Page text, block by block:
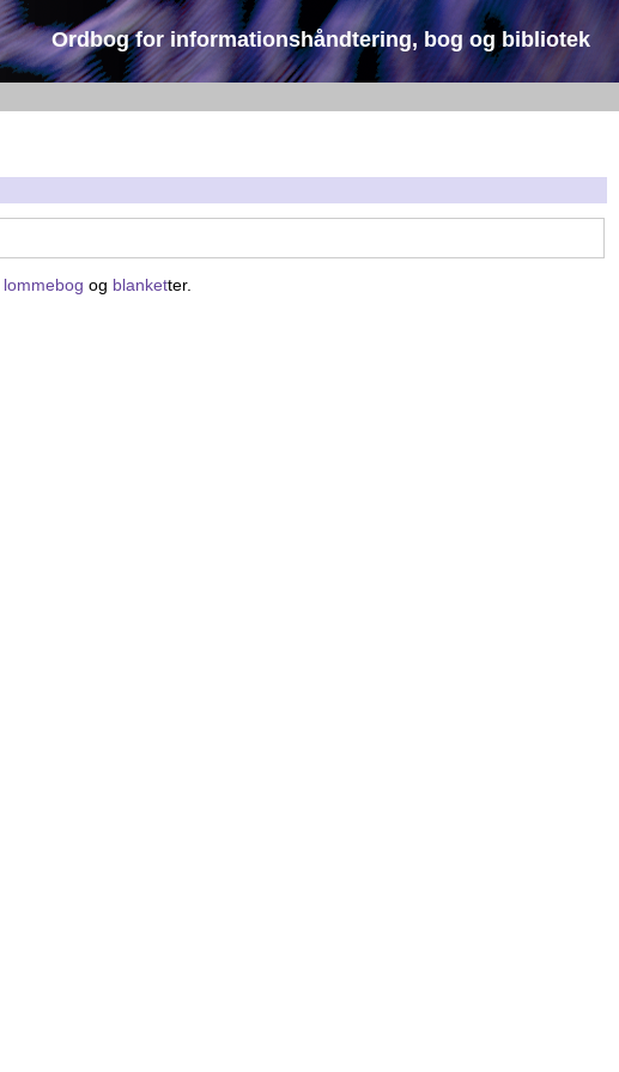
Ordbog for informationshåndtering, bog og bibliotek
lommebog og blanketter.